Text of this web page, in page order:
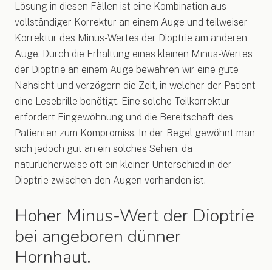
Lösung in diesen Fällen ist eine Kombination aus
vollständiger Korrektur an einem Auge und teilweiser
Korrektur des Minus-Wertes der Dioptrie am anderen
Auge. Durch die Erhaltung eines kleinen Minus-Wertes
der Dioptrie an einem Auge bewahren wir eine gute
Nahsicht und verzögern die Zeit, in welcher der Patient
eine Lesebrille benötigt. Eine solche Teilkorrektur
erfordert Eingewöhnung und die Bereitschaft des
Patienten zum Kompromiss. In der Regel gewöhnt man
sich jedoch gut an ein solches Sehen, da
natürlicherweise oft ein kleiner Unterschied in der
Dioptrie zwischen den Augen vorhanden ist.
Hoher Minus-Wert der Dioptrie
bei angeboren dünner
Hornhaut.